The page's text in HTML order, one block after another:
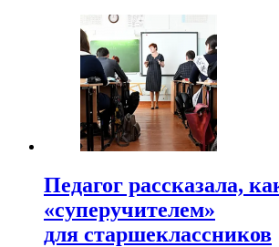
Педагог рассказала,
«суперучителем»
для старшеклассников